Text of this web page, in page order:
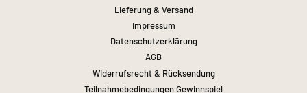
Lieferung & Versand
Impressum
Datenschutzerklärung
AGB
Widerrufsrecht & Rücksendung
Teilnahmebedingungen Gewinnspiel